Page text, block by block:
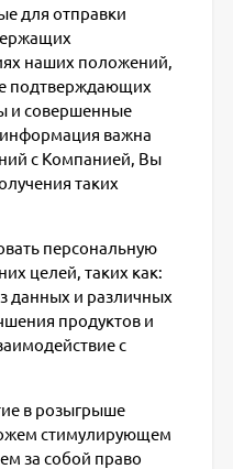
для отправки
наших положений,
подтверждающих
и совершенные
информация важна
с Компанией, Вы
таких
персональную
целей, таких как:
данных и различных
продуктов и
с
в розыгрыше
стимулирующем
за собой право